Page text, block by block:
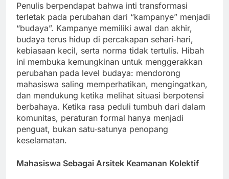
Penulis berpendapat bahwa inti transformasi
terletak pada perubahan dari “kampanye” menjadi
“budaya”. Kampanye memiliki awal dan akhir,
budaya terus hidup di percakapan sehari‑hari,
kebiasaan kecil, serta norma tidak tertulis. Hibah
ini membuka kemungkinan untuk menggerakkan
perubahan pada level budaya: mendorong
mahasiswa saling memperhatikan, mengingatkan,
dan mendukung ketika melihat situasi berpotensi
berbahaya. Ketika rasa peduli tumbuh dari dalam
komunitas, peraturan formal hanya menjadi
penguat, bukan satu‑satunya penopang
keselamatan.
Mahasiswa Sebagai Arsitek Keamanan Kolektif